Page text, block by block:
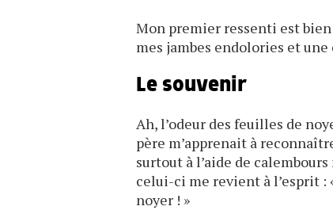
Mon premier ressenti est
mes jambes endolories et
Le souvenir
Ah, l’odeur des feuilles de
père m’apprenait à
surtout à l’aide de
celui-ci me revient à l’esprit :
noyer ! »